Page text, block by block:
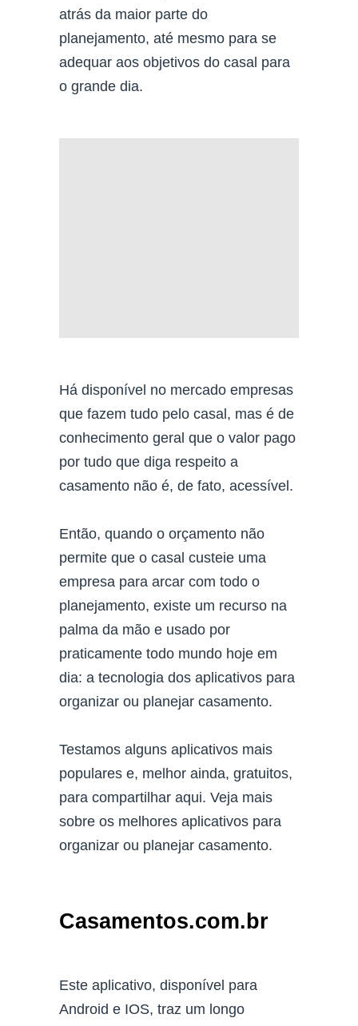
atrás da maior parte do
planejamento, até mesmo para se
adequar aos objetivos do casal para
o grande dia.
Há disponível no mercado empresas
que fazem tudo pelo casal, mas é de
conhecimento geral que o valor pago
por tudo que diga respeito a
casamento não é, de fato, acessível.
Então, quando o orçamento não
permite que o casal custeie uma
empresa para arcar com todo o
planejamento, existe um recurso na
palma da mão e usado por
praticamente todo mundo hoje em
dia: a tecnologia dos aplicativos para
organizar ou planejar casamento.
Testamos alguns aplicativos mais
populares e, melhor ainda, gratuitos,
para compartilhar aqui. Veja mais
sobre os melhores aplicativos para
organizar ou planejar casamento.
Casamentos.com.br
Este aplicativo, disponível para
Android e IOS, traz um longo